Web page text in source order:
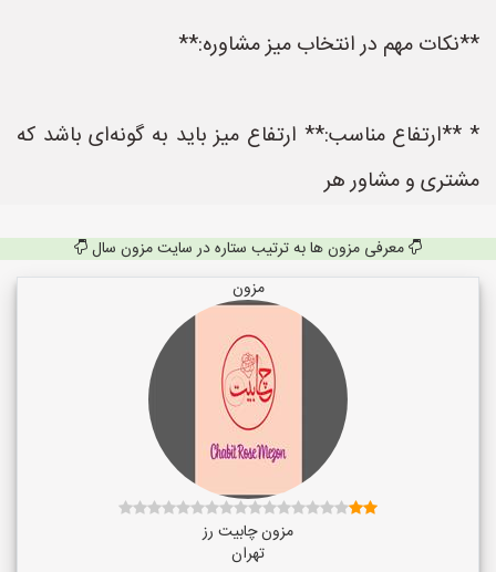
**نکات مهم در انتخاب میز مشاوره:**
* **ارتفاع مناسب:** ارتفاع میز باید به گونه‌ای باشد که
مشتری و مشاور هر
معرفی مزون ها به ترتیب ستاره در سایت مزون سال
مزون
مزون چابیت رز
تهران